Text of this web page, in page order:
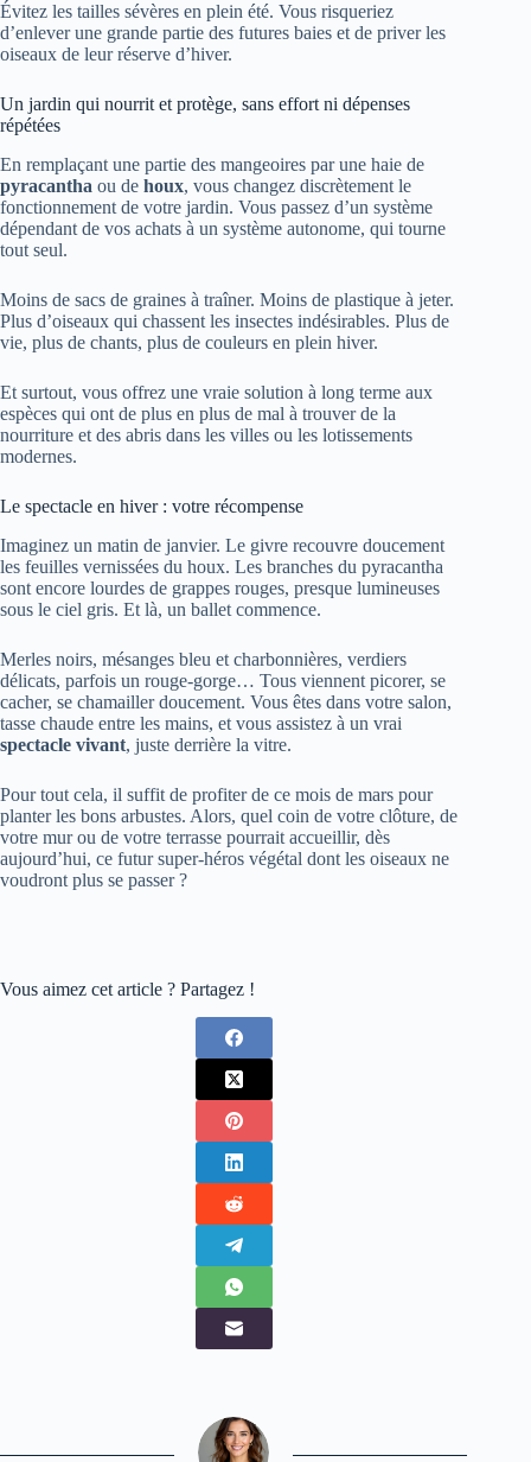
Évitez les tailles sévères en plein été. Vous risqueriez
d’enlever une grande partie des futures baies et de priver les
oiseaux de leur réserve d’hiver.
Un jardin qui nourrit et protège, sans effort ni dépenses
répétées
En remplaçant une partie des mangeoires par une haie de
pyracantha ou de houx, vous changez discrètement le
fonctionnement de votre jardin. Vous passez d’un système
dépendant de vos achats à un système autonome, qui tourne
tout seul.
Moins de sacs de graines à traîner. Moins de plastique à jeter.
Plus d’oiseaux qui chassent les insectes indésirables. Plus de
vie, plus de chants, plus de couleurs en plein hiver.
Et surtout, vous offrez une vraie solution à long terme aux
espèces qui ont de plus en plus de mal à trouver de la
nourriture et des abris dans les villes ou les lotissements
modernes.
Le spectacle en hiver : votre récompense
Imaginez un matin de janvier. Le givre recouvre doucement
les feuilles vernissées du houx. Les branches du pyracantha
sont encore lourdes de grappes rouges, presque lumineuses
sous le ciel gris. Et là, un ballet commence.
Merles noirs, mésanges bleu et charbonnières, verdiers
délicats, parfois un rouge-gorge… Tous viennent picorer, se
cacher, se chamailler doucement. Vous êtes dans votre salon,
tasse chaude entre les mains, et vous assistez à un vrai
spectacle vivant, juste derrière la vitre.
Pour tout cela, il suffit de profiter de ce mois de mars pour
planter les bons arbustes. Alors, quel coin de votre clôture, de
votre mur ou de votre terrasse pourrait accueillir, dès
aujourd’hui, ce futur super-héros végétal dont les oiseaux ne
voudront plus se passer ?
Vous aimez cet article ? Partagez !